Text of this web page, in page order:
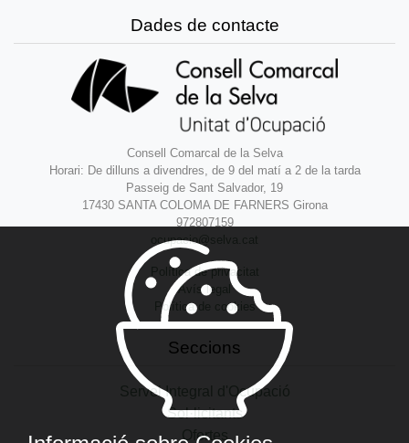
Dades de contacte
Consell Comarcal de la Selva
Horari: De dilluns a divendres, de 9 del matí a 2 de la tarda
Passeig de Sant Salvador, 19
17430 SANTA COLOMA DE FARNERS Girona
972807159
ocupacio@selva.cat
Política de privacitat
Avís legal
Política de cookies
Seccions
Servei Integral d'Ocupació
Sol·licitants
Ofertes